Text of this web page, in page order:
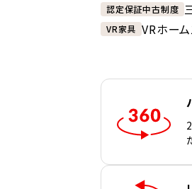
認定保証中古制度
VR家具 VRホー